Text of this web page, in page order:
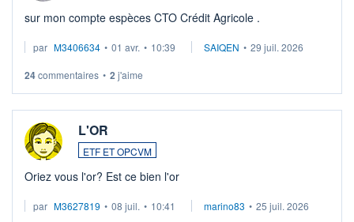
sur mon compte espèces CTO Crédit Agricole .
par M3406634 • 01 avr. • 10:39 SAIQEN • 29 juil. 2026
24commentaires • 2 j'aime
L'OR
ETF ET OPCVM
Oriez vous l'or? Est ce bien l'or
par M3627819 • 08 juil. • 10:41 marino83 • 25 juil. 2026